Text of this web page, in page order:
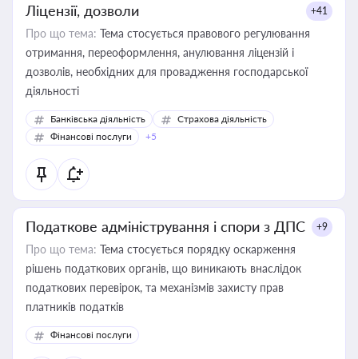
Ліцензії, дозволи +41
Про що тема: Тема стосується правового регулювання
отримання, переоформлення, анулювання ліцензій і
дозволів, необхідних для провадження господарської
діяльності
Банківська діяльність
Страхова діяльність
Фінансові послуги
+5
Податкове адміністрування і спори з ДПС +9
Про що тема: Тема стосується порядку оскарження
рішень податкових органів, що виникають внаслідок
податкових перевірок, та механізмів захисту прав
платників податків
Фінансові послуги